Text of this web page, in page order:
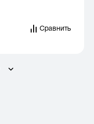
Сравнить